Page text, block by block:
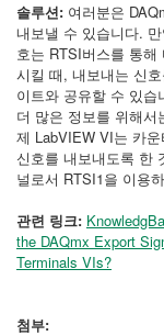
솔루션: 여러분은
내보낼 수 있습니다.
호는 RTSI버스를 통
시킬 때, 내보내는 신
이트와 공유할 수 있습
더 많은 정보를 위해
제 LabVIEW VI는 카
신호를 내보내도록 한
널로서 RTSI1을 이용
관련 링크:
the DAQmx Export
Terminals VIs?
첨부: